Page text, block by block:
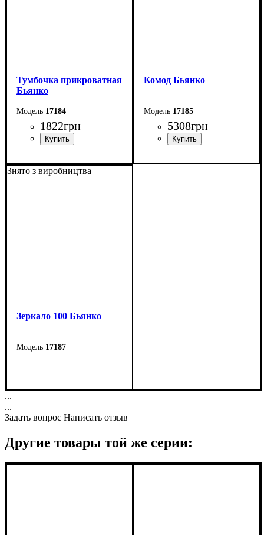
Тумбочка прикроватная
Бьянко
17184
1822грн
Ширина: 50 см
Комод Бьянко
17185
5308грн
Знято з виробництва
Зеркало 100 Бьянко
17187
Высота: 70 см
...
...
Задать вопрос Написать отзыв
Другие товары той же серии: